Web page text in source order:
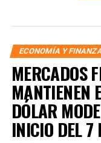
ECONOMÍA Y
MERCADOS
MANTIENEN
DÓLAR
INICIO DEL 7